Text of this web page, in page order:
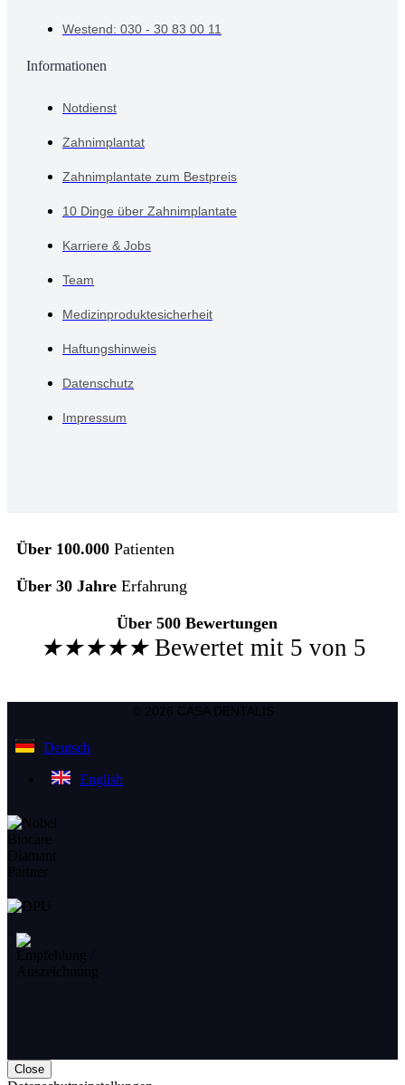
Westend: 030 - 30 83 00 11
Informationen
Notdienst
Zahnimplantat
Zahnimplantate zum Bestpreis
10 Dinge über Zahnimplantate
Karriere & Jobs
Team
Medizinproduktesicherheit
Haftungshinweis
Datenschutz
Impressum
Über 100.000 Patienten
Über 30 Jahre Erfahrung
Über 500 Bewertungen
★★★★★ Bewertet mit 5 von 5
© 2026 CASA DENTALIS
Deutsch
English
Close